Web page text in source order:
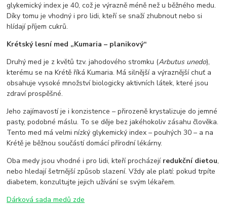
glykemický index je 40, což je výrazně méně než u běžného medu.
Díky tomu je vhodný i pro lidi, kteří se snaží zhubnout nebo si
hlídají příjem cukrů.
Krétský lesní med „Kumaria – planikový“
Druhý med je z květů tzv. jahodového stromku (Arbutus unedo),
kterému se na Krétě říká Kumaria. Má silnější a výraznější chuť a
obsahuje vysoké množství biologicky aktivních látek, které jsou
zdraví prospěšné.
Jeho zajímavostí je i konzistence – přirozeně krystalizuje do jemné
pasty, podobné máslu. To se děje bez jakéhokoliv zásahu člověka.
Tento med má velmi nízký glykemický index – pouhých 30 – a na
Krétě je běžnou součástí domácí přírodní lékárny.
Oba medy jsou vhodné i pro lidi, kteří procházejí redukční dietou,
nebo hledají šetrnější způsob slazení. Vždy ale platí: pokud trpíte
diabetem, konzultujte jejich užívání se svým lékařem.
Dárková sada medů zde